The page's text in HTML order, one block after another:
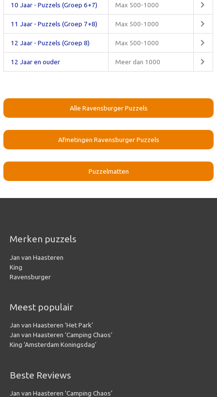
10 Jaar - Puzzels (Groep 6+7) Max 500-1000
11 Jaar - Puzzels (Groep 7+8) Max 500-1000
12 Jaar - Puzzels (Groep 8) Max 500-1000
12 Jaar en ouder Meer dan 1000
Alle Ravensburger Puzzels
Afmetingen Ravensburger Puzzels
Puzzelmatten
Merken puzzels
Jan van Haasteren
King
Ravensburger
Meest populair
Jan van Haasteren ‘Het Park’
Jan van Haasteren ‘Camping Chaos’
King ‘Amsterdam Koningsdag’
Beste Reviews
Jan van Haasteren ‘Camping Chaos’